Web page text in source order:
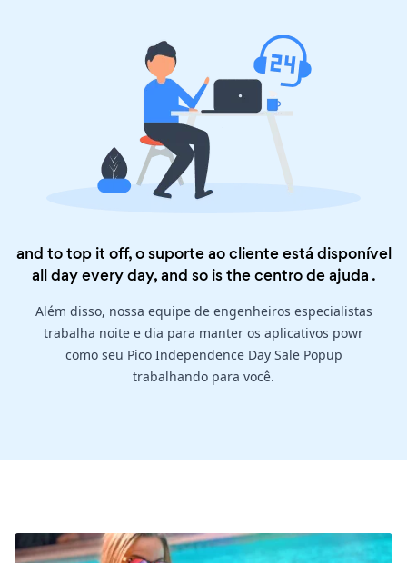
and to top it off, o suporte ao cliente está disponível
all day every day, and so is thecentro de ajuda .
Além disso, nossa equipe de engenheiros especialistas
trabalha noite e dia para manter os aplicativos powr
como seu Pico Independence Day Sale Popup
trabalhando para você.